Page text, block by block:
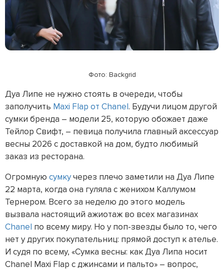
Фото: Backgrid
Дуа Липе не нужно стоять в очереди, чтобы
заполучить Maxi Flap от Chanel. Будучи лицом другой
сумки бренда – модели 25, которую обожает даже
Тейлор Свифт, – певица получила главный аксессуар
весны 2026 с доставкой на дом, будто любимый
заказ из ресторана.
Огромную сумкучерез плечо заметили на Дуа Липе
22 марта, когда она гуляла с женихом Каллумом
Тернером. Всего за неделю до этого модель
вызвала настоящий ажиотаж во всех магазинах
Chanel по всему миру. Но у поп-звезды было то, чего
нет у других покупательниц: прямой доступ к ателье.
И судя по всему, «Сумка весны: как Дуа Липа носит
Chanel Maxi Flap с джинсами и пальто» – вопрос,